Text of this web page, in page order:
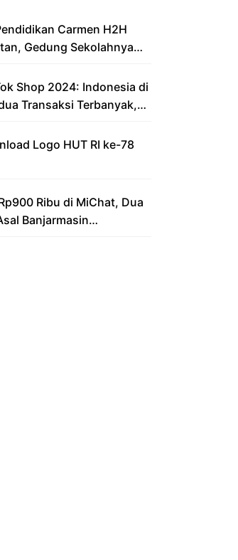
Carmen H2H
Gedung Sekolahnya
Shop 2024: Indonesia di
Transaksi Terbanyak,
Logo HUT RI ke-78
Ribu di MiChat, Dua
Banjarmasin